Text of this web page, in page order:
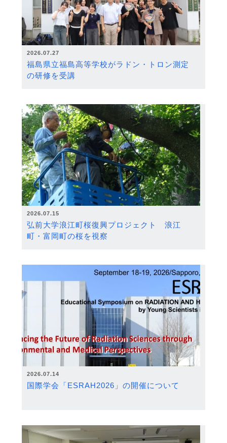
2026.07.27
福島県立福島高等学校がラドン・トロン測定
の研修を受講
2026.07.15
弘前大学浪江町桜復興プロジェクト 浪江
町・富岡町の桜を視察
2026.07.14
国際学会「ESRAH2026」の開催について